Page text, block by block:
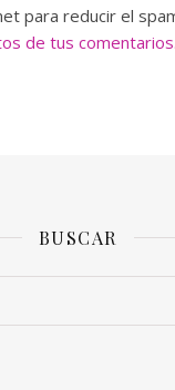
para reducir el
de tus comentarios.
BUSCAR